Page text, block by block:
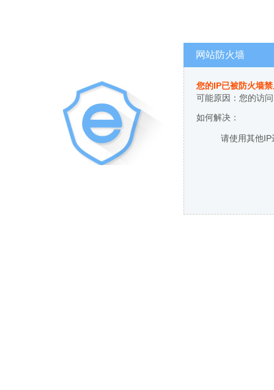
网站防火墙
您的IP已被防火墙
可能原因：您的访
如何解决：
请使用其他